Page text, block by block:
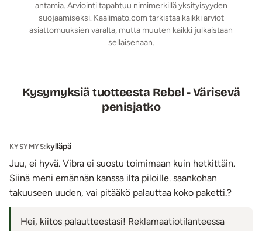
antamia. Arviointi tapahtuu nimimerkillä yksityisyyden
suojaamiseksi. Kaalimato.com tarkistaa kaikki arviot
asiattomuuksien varalta, mutta muuten kaikki julkaistaan
sellaisenaan.
Kysymyksiä tuotteesta Rebel - Värisevä
penisjatko
KYSYMYS:kylläpä
Juu, ei hyvä. Vibra ei suostu toimimaan kuin hetkittäin.
Siinä meni emännän kanssa ilta piloille. saankohan
takuuseen uuden, vai pitääkö palauttaa koko paketti.?
Hei, kiitos palautteestasi! Reklamaatiotilanteessa